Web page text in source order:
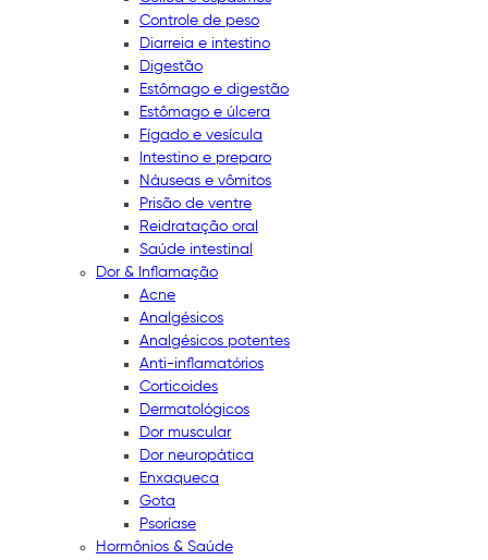
Controle de peso
Diarreia e intestino
Digestão
Estômago e digestão
Estômago e úlcera
Fígado e vesícula
Intestino e preparo
Náuseas e vômitos
Prisão de ventre
Reidratação oral
Saúde intestinal
Dor & Inflamação
Acne
Analgésicos
Analgésicos potentes
Anti-inflamatórios
Corticoides
Dermatológicos
Dor muscular
Dor neuropática
Enxaqueca
Gota
Psoríase
Hormônios & Saúde